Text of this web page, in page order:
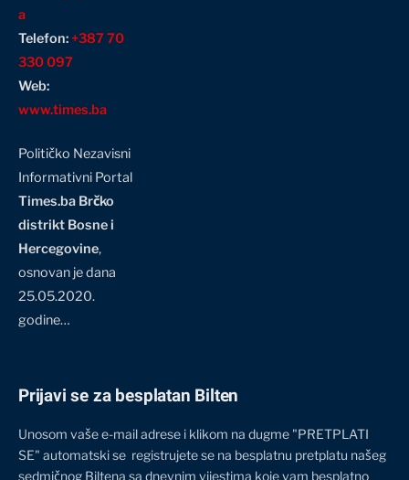
a
Telefon:+387 70
330 097
Web:
www.times.ba
Političko Nezavisni
Informativni Portal
Times.ba Brčko
distrikt Bosne i
Hercegovine,
osnovan je dana
25.05.2020.
godine…
Prijavi se za besplatan Bilten
Unosom vaše e-mail adrese i klikom na dugme "PRETPLATI
SE" automatski se registrujete se na besplatnu pretplatu našeg
sedmičnog Biltena sa dnevnim vijestima koje vam besplatno